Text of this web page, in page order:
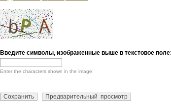
Введите символы, изображенные выше в текстовое поле:
Enter the characters shown in the image.